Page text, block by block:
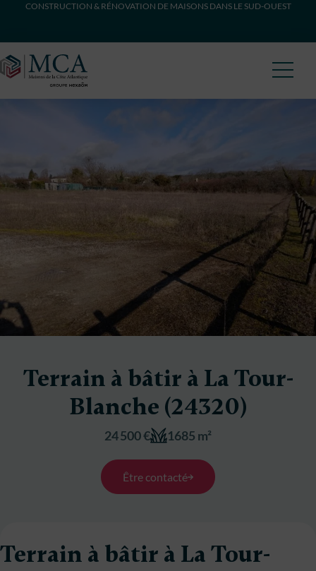
CONSTRUCTION & RÉNOVATION DE MAISONS DANS LE SUD-OUEST
Terrain à bâtir à La Tour-
Blanche (24320)
24 500 € 1685 m²
Être contacté
Terrain à bâtir à La Tour-